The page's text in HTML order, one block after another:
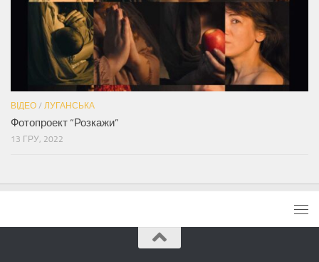
ВІДЕО / ЛУГАНСЬКА
Фотопроект “Розкажи”
13 ГРУ, 2022